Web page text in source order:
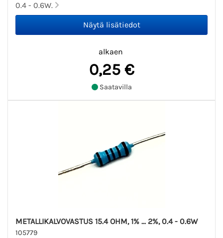
0.4 - 0.6W.
alkaen
0,25 €
Saatavilla
METALLIKALVOVASTUS 15.4 OHM, 1% ... 2%, 0.4 - 0.6W
105779